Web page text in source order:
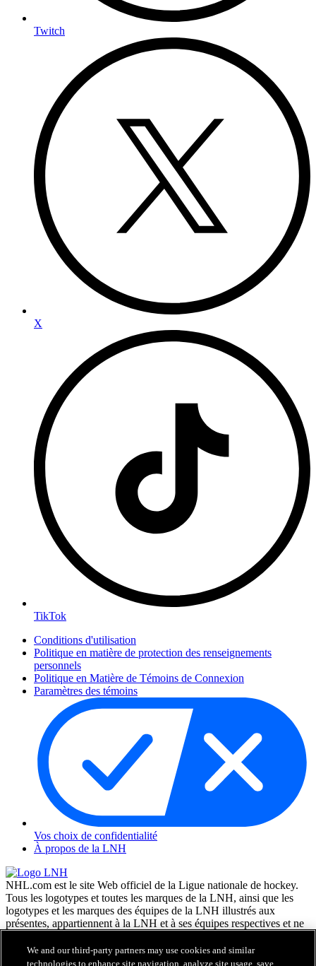
Twitch
X
TikTok
Conditions d'utilisation
Politique en matière de protection des renseignements
personnels
Politique en Matière de Témoins de Connexion
Paramètres des témoins
Vos choix de confidentialité
À propos de la LNH
NHL.com est le site Web officiel de la Ligue nationale de hockey.
Tous les logotypes et toutes les marques de la LNH, ainsi que les
logotypes et les marques des équipes de la LNH illustrés aux
présentes, appartiennent à la LNH et à ses équipes respectives et ne
Enterprises, L.P. © LNH 2026. Tous droits réservés. Tous les
chandails d'équipe de la LNH personnalisés avec les noms des
We and our third-party partners may use cookies and similar
technologies to enhance site navigation, analyze site usage, save